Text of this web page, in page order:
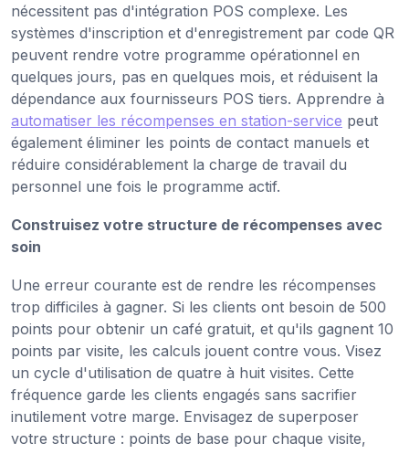
nécessitent pas d'intégration POS complexe. Les
systèmes d'inscription et d'enregistrement par code QR
peuvent rendre votre programme opérationnel en
quelques jours, pas en quelques mois, et réduisent la
dépendance aux fournisseurs POS tiers. Apprendre à
automatiser les récompenses en station-service peut
également éliminer les points de contact manuels et
réduire considérablement la charge de travail du
personnel une fois le programme actif.
Construisez votre structure de récompenses avec
soin
Une erreur courante est de rendre les récompenses
trop difficiles à gagner. Si les clients ont besoin de 500
points pour obtenir un café gratuit, et qu'ils gagnent 10
points par visite, les calculs jouent contre vous. Visez
un cycle d'utilisation de quatre à huit visites. Cette
fréquence garde les clients engagés sans sacrifier
inutilement votre marge. Envisagez de superposer
votre structure : points de base pour chaque visite,